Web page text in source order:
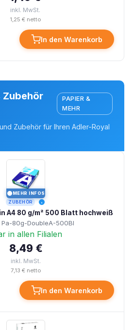
inkl. MwSt.
1,25 € netto
In den Warenkorb
Zubehör
PAPIER &
MEHR
Zubehör für Ihren Adler-Royal
MEHR INFOS
ZUBEHÖR
A4 80 g/m² 500 Blatt hochweiß
Pa-80g-DoubleA-500Bl
in allen Filialen
8,49 €
inkl. MwSt.
7,13 € netto
In den Warenkorb